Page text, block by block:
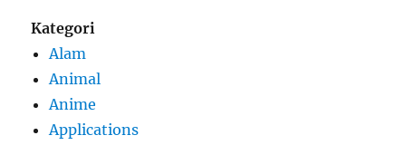
Kategori
Alam
Animal
Anime
Applications